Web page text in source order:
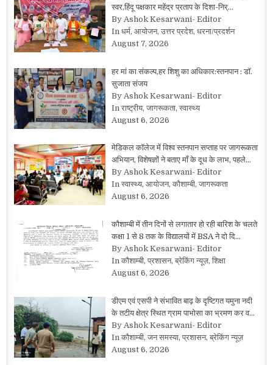
स्वर,हिंदू पक्षकार महेंद्र प्रताप के दिशा-निर्…
By Ashok Kesarwani- Editor
In धर्म, आयोजन, उत्तर प्रदेश, धरना/प्रदर्शन
August 7, 2026
हर मां का संकल्प,हर शिशु का अधिकार:स्तनपान : डॉ.
सुजाता संजय
By Ashok Kesarwani- Editor
In राष्ट्रीय, जागरूकता, स्वास्थ्य
August 6, 2026
मेडिकल कॉलेज में विश्व स्तनपान सप्ताह पर जागरूकता
अभियान, विशेषज्ञों ने बताए माँ के दूध के लाभ, पहले…
By Ashok Kesarwani- Editor
In स्वास्थ्य, आयोजन, कौशाम्बी, जागरूकता
August 6, 2026
कौशाम्बी में तीन दिनों से लगातार हो रही बारिश के चलते
कक्षा 1 से 8 तक के विद्यालयों में BSA ने दो दि…
By Ashok Kesarwani- Editor
In कौशाम्बी, प्रशासन, ब्रेकिंग न्यूज़, शिक्षा
August 6, 2026
डीएम एवं एसपी ने संभावित बाढ़ के दृष्टिगत यमुना नदी
के तटीय क्षेत्र स्थित ग्राम पाभोसा का भ्रमण कर व…
By Ashok Kesarwani- Editor
In कौशाम्बी, जन समस्या, प्रशासन, ब्रेकिंग न्यूज़
August 6, 2026